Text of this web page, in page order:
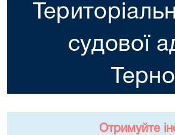
судової
Отримуйте